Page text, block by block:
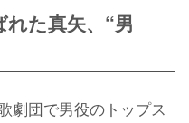
た真矢、“男
劇団で男役のトップス